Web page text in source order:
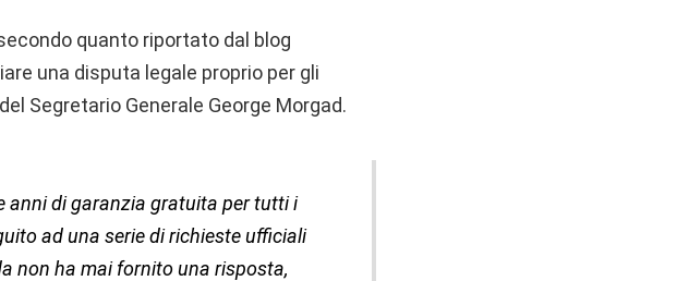
quanto riportato dal blog
una disputa legale proprio per gli
Segretario Generale George Morgad.
anni di garanzia gratuita per tutti i
ad una serie di richieste ufficiali
non ha mai fornito una risposta,